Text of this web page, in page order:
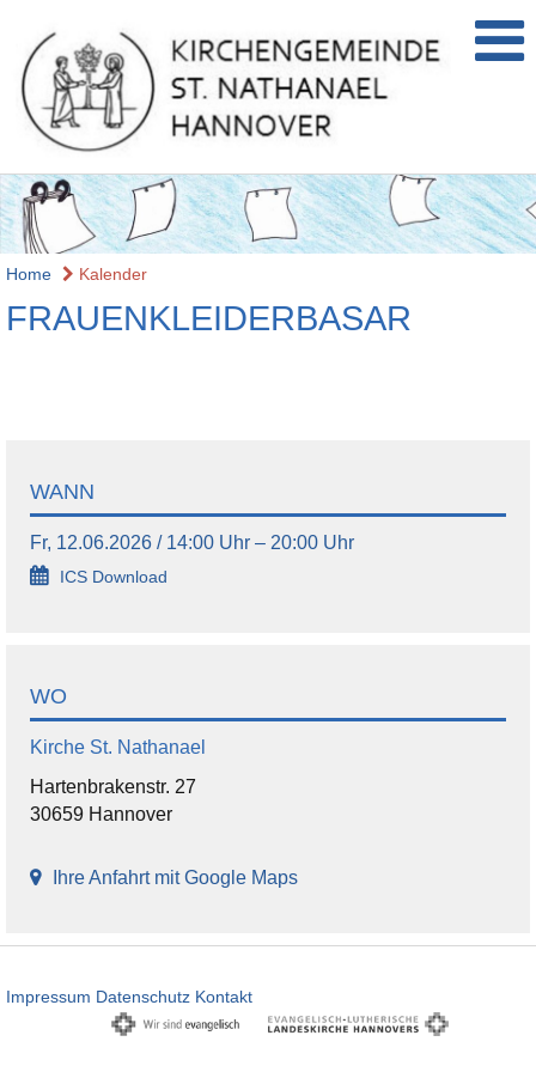
Home Kalender
FRAUENKLEIDERBASAR
WANN
Fr, 12.06.2026 / 14:00 Uhr – 20:00 Uhr
ICS Download
WO
Kirche St. Nathanael
Hartenbrakenstr. 27
30659 Hannover
Ihre Anfahrt mit Google Maps
Impressum Datenschutz Kontakt